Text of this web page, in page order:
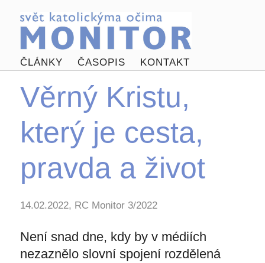
ČLÁNKY ČASOPIS KONTAKT
Věrný Kristu,
který je cesta,
pravda a život
14.02.2022, RC Monitor 3/2022
Není snad dne, kdy by v médiích
nezaznělo slovní spojení rozdělená